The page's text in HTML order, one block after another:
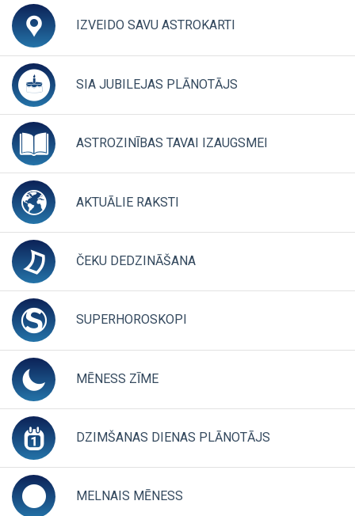
IZVEIDO SAVU ASTROKARTI
SIA JUBILEJAS PLĀNOTĀJS
ASTROZINĪBAS TAVAI IZAUGSMEI
AKTUĀLIE RAKSTI
ČEKU DEDZINĀŠANA
SUPERHOROSKOPI
MĒNESS ZĪME
DZIMŠANAS DIENAS PLĀNOTĀJS
MELNAIS MĒNESS